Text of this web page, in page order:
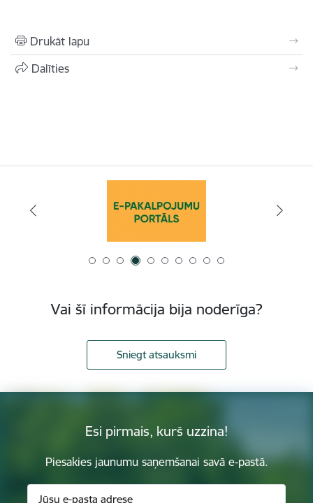
Drukāt lapu
Dalīties
Vai šī informācija bija noderīga?
Sniegt atsauksmi
Esi pirmais, kurš uzzina!
Piesakies jaunumu saņemšanai savā e-pastā.